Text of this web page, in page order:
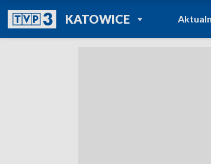
KATOWICEPOWRÓT DO
TVP REGIONY